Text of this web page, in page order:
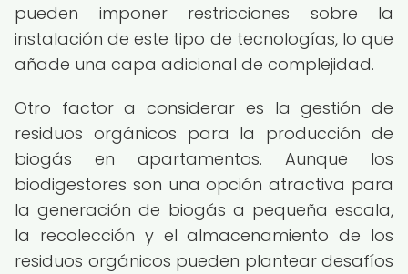
pueden imponer restricciones sobre la
instalación de este tipo de tecnologías, lo que
añade una capa adicional de complejidad.
Otro factor a considerar es la gestión de
residuos orgánicos para la producción de
biogás en apartamentos. Aunque los
biodigestores son una opción atractiva para
la generación de biogás a pequeña escala,
la recolección y el almacenamiento de los
residuos orgánicos pueden plantear desafíos